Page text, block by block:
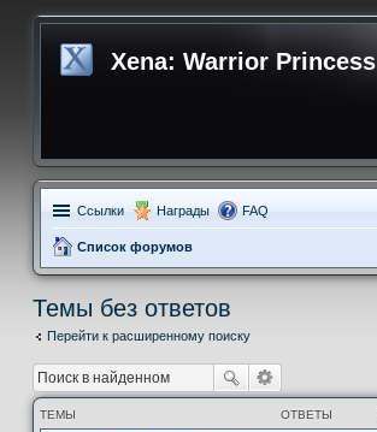
Xena: Warrior Princess
Ссылки Награды FAQ
Список форумов
Темы без ответов
Перейти к расширенному поиску
ТЕМЫ ОТВЕТЫ